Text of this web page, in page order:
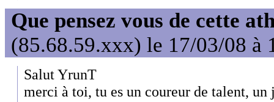
Que pensez vous de cette
(85.68.59.xxx) le 17/03/08 à
Salut YrunT
merci à toi, tu es un coureur de talent, un